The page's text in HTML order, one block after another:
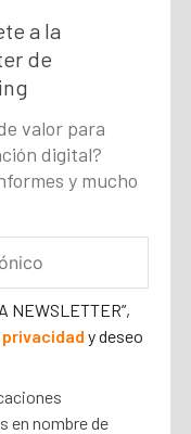
a la
de
valor para
digital?
y mucho
NEWSLETTER”,
y deseo
en nombre de